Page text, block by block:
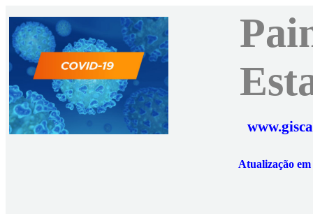
Atualização